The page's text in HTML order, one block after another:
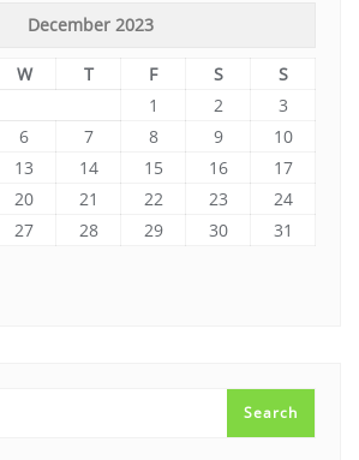
December 2023
W T F S
S
1
2
3
6 7 8 9
10
13 14 15 16
17
20 21 22 23
24
27 28 29 30 31